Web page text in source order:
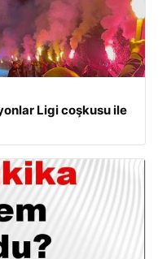
Ligi coşkusu ile